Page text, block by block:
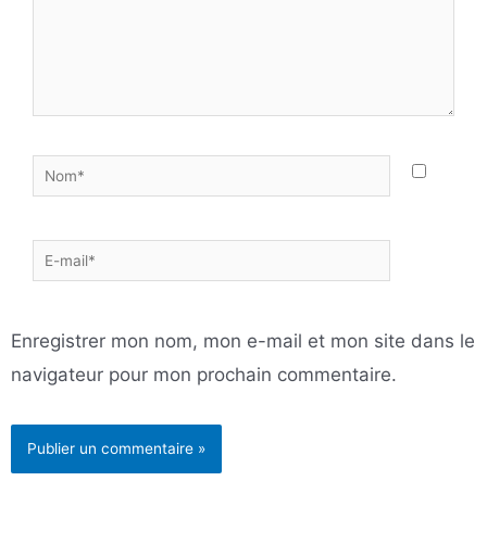
Nom*
E-
mail*
Enregistrer mon nom, mon e-mail et mon site dans le
navigateur pour mon prochain commentaire.